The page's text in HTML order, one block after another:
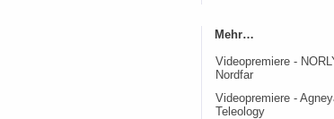
Mehr…
Videopremiere -
Nordfar
Videopremiere -
Teleology